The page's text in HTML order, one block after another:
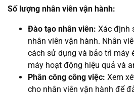
Số lượng nhân viên vận hành:
Đào tạo nhân viên: Xác định
nhân viên vận hành. Nhân
cách sử dụng và bảo trì máy
máy hoạt động hiệu quả và
Phân công công việc: Xem
cho nhân viên vận hành để